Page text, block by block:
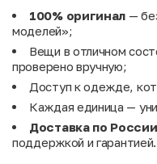
100% оригинал —
моделей»;
Вещи в отличном
проверено вручную;
Доступ к одежде,
Каждая единица —
Доставка по
поддержкой и гарантией.